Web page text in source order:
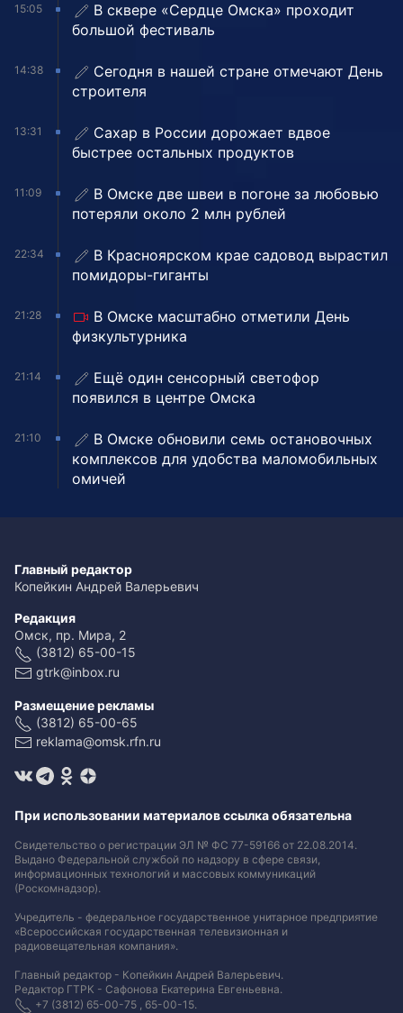
15:05
В сквере «Сердце Омска» проходит
большой фестиваль
14:38
Сегодня в нашей стране отмечают День
строителя
13:31
Сахар в России дорожает вдвое
быстрее остальных продуктов
11:09
В Омске две швеи в погоне за любовью
потеряли около 2 млн рублей
22:34
В Красноярском крае садовод вырастил
помидоры-гиганты
21:28
В Омске масштабно отметили День
физкультурника
21:14
Ещё один сенсорный светофор
появился в центре Омска
21:10
В Омске обновили семь остановочных
комплексов для удобства маломобильных
омичей
Главный редактор
Копейкин Андрей Валерьевич
Редакция
Омск, пр. Мира, 2
(3812) 65-00-15
gtrk@inbox.ru
Размещение рекламы
(3812) 65-00-65
reklama@omsk.rfn.ru
При использовании материалов ссылка обязательна
Свидетельство о регистрации ЭЛ № ФС 77-59166 от 22.08.2014.
Выдано Федеральной службой по надзору в сфере связи,
информационных технологий и массовых коммуникаций
(Роскомнадзор).
Учредитель - федеральное государственное унитарное предприятие
«Всероссийская государственная телевизионная и
радиовещательная компания».
Главный редактор - Копейкин Андрей Валерьевич.
Редактор ГТРК - Сафонова Екатерина Евгеньевна.
+7 (3812) 65-00-75 , 65-00-15.